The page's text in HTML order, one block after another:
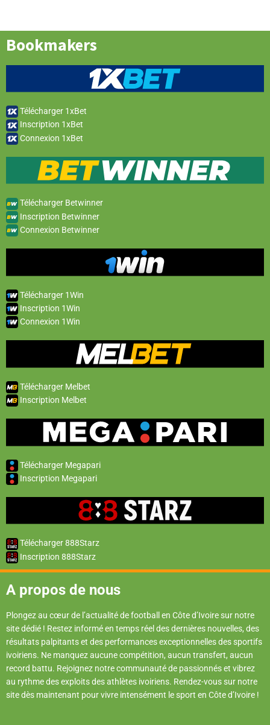
Bookmakers
Télécharger 1xBet
Inscription 1xBet
Connexion 1xBet
Télécharger Betwinner
Inscription Betwinner
Connexion Betwinner
Télécharger 1Win
Inscription 1Win
Connexion 1Win
Télécharger Melbet
Inscription Melbet
Télécharger Megapari
Inscription Megapari
Télécharger 888Starz
Inscription 888Starz
A propos de nous
Plongez au cœur de l’actualité de football en Côte d’Ivoire sur notre
site dédié ! Restez informé en temps réel des dernières nouvelles, des
résultats palpitants et des performances exceptionnelles des sportifs
ivoiriens. Ne manquez aucune compétition, aucun transfert, aucun
record battu. Rejoignez notre communauté de passionnés et vibrez
au rythme des exploits des athlètes ivoiriens. Rendez-vous sur notre
site dès maintenant pour vivre intensément le sport en Côte d’Ivoire !